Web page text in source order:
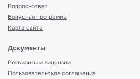
Вопрос-ответ
Бонусная программа
Карта сайта
Документы
Реквизиты и лицензии
Пользовательское соглашение